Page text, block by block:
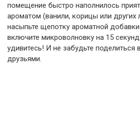
помещение быстро наполнилось
ароматом (ванили, корицы или других
насыпьте щепотку ароматной
включите микроволновку на 15
удивитесь! И не забудьте поделиться
друзьями.